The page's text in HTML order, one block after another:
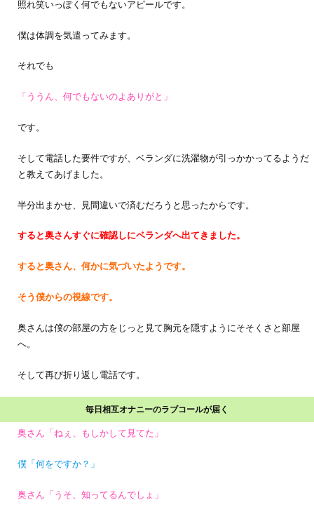
照れ笑いっぽく何でもないアピールです。
僕は体調を気遣ってみます。
それでも
「ううん、何でもないのよありがと」
です。
そして電話した要件ですが、ベランダに洗濯物が引っかかってるようだ
と教えてあげました。
半分出まかせ、見間違いで済むだろうと思ったからです。
すると奥さんすぐに確認しにベランダへ出てきました。
すると奥さん、何かに気づいたようです。
そう僕からの視線です。
奥さんは僕の部屋の方をじっと見て胸元を隠すようにそそくさと部屋
へ。
そして再び折り返し電話です。
毎日相互オナニーのラブコールが届く
奥さん「ねぇ、もしかして見てた」
僕「何をですか？」
奥さん「うそ、知ってるんでしょ」